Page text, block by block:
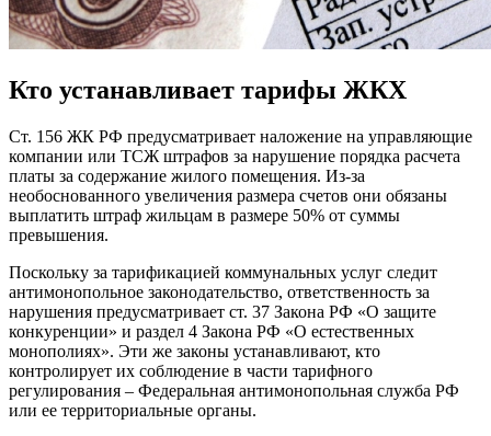
Кто устанавливает тарифы ЖКХ
Ст. 156 ЖК РФ предусматривает наложение на управляющие
компании или ТСЖ штрафов за нарушение порядка расчета
платы за содержание жилого помещения. Из-за
необоснованного увеличения размера счетов они обязаны
выплатить штраф жильцам в размере 50% от суммы
превышения.
Поскольку за тарификацией коммунальных услуг следит
антимонопольное законодательство, ответственность за
нарушения предусматривает ст. 37 Закона РФ «О защите
конкуренции» и раздел 4 Закона РФ «О естественных
монополиях». Эти же законы устанавливают, кто
контролирует их соблюдение в части тарифного
регулирования – Федеральная антимонопольная служба РФ
или ее территориальные органы.